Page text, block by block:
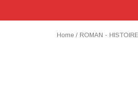
Home / ROMAN - HISTOIRE